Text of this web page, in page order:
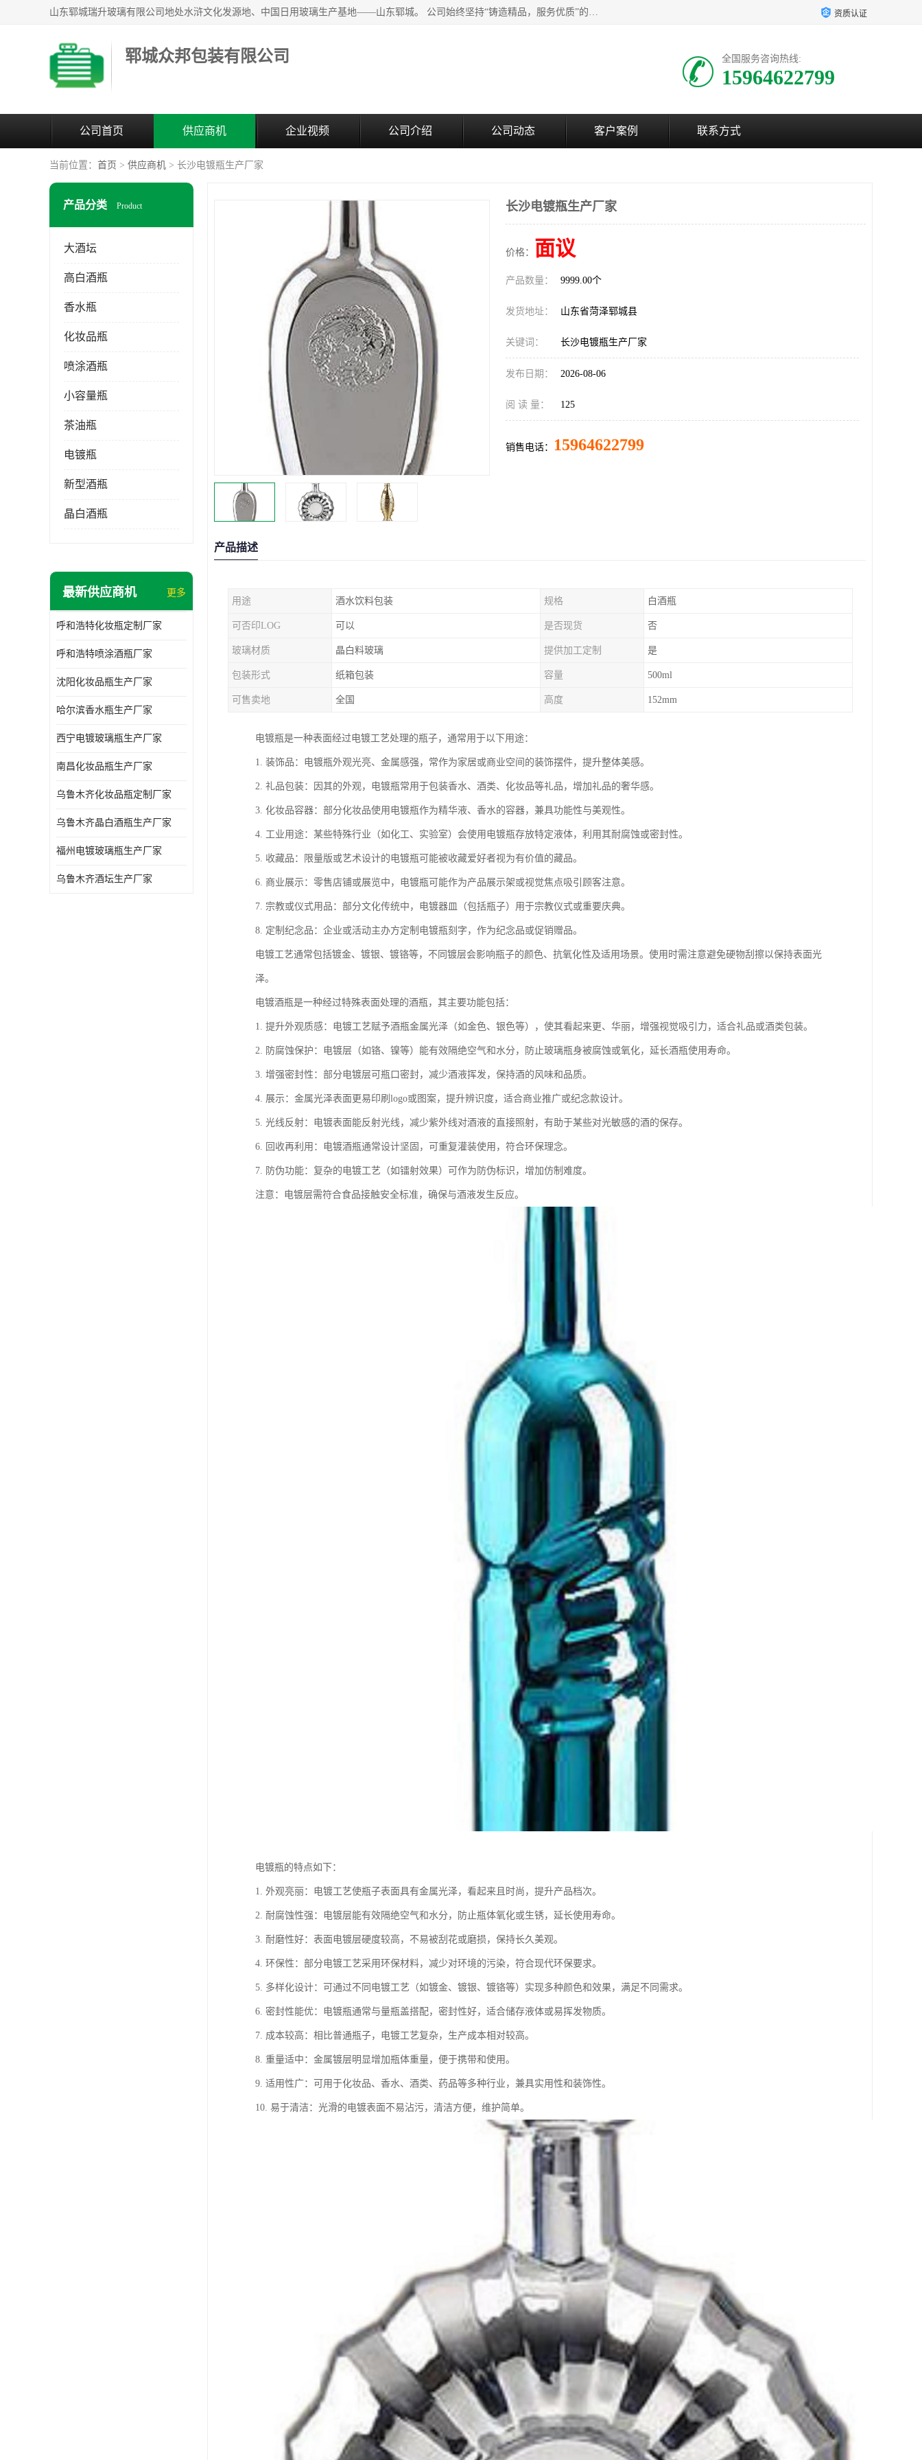
山东郓城瑞升玻璃有限公司地处水浒文化发源地、中国日用玻璃生产基地——山东郓城。 公司始终坚持“铸造精品，服务优质”的经营理念，斥资8000多万元引进国内先进的水晶料手工瓶生产线6条，晶白料8S机生产线8条，并引进人工挑料生产异型瓶和水晶玻璃瓶盖生产线。 资质认证
郓城众邦包装有限公司 全国服务咨询热线:
15964622799
公司首页 供应商机 企业视频 公司介绍 公司动态 客户案例 联系方式
当前位置： 首页 > 供应商机 > 长沙电镀瓶生产厂家
产品分类 Product
大酒坛
高白酒瓶
香水瓶
化妆品瓶
喷涂酒瓶
小容量瓶
茶油瓶
电镀瓶
新型酒瓶
晶白酒瓶
最新供应商机 更多
呼和浩特化妆瓶定制厂家
呼和浩特喷涂酒瓶厂家
沈阳化妆品瓶生产厂家
哈尔滨香水瓶生产厂家
西宁电镀玻璃瓶生产厂家
南昌化妆品瓶生产厂家
乌鲁木齐化妆品瓶定制厂家
乌鲁木齐晶白酒瓶生产厂家
福州电镀玻璃瓶生产厂家
乌鲁木齐酒坛生产厂家
长沙电镀瓶生产厂家
价格： 面议
产品数量： 9999.00个
发货地址： 山东省菏泽郓城县
关键词： 长沙电镀瓶生产厂家
发布日期： 2026-08-06
阅 读 量： 125
销售电话： 15964622799
产品描述
用途 酒水饮料包装 规格 白酒瓶
可否印LOG 可以 是否现货 否
玻璃材质 晶白料玻璃 提供加工定制 是
包装形式 纸箱包装 容量 500ml
可售卖地 全国 高度 152mm
电镀瓶是一种表面经过电镀工艺处理的瓶子，通常用于以下用途：
1. 装饰品：电镀瓶外观光亮、金属感强，常作为家居或商业空间的装饰摆件，提升整体美感。
2. 礼品包装：因其的外观，电镀瓶常用于包装香水、酒类、化妆品等礼品，增加礼品的奢华感。
3. 化妆品容器：部分化妆品使用电镀瓶作为精华液、香水的容器，兼具功能性与美观性。
4. 工业用途：某些特殊行业（如化工、实验室）会使用电镀瓶存放特定液体，利用其耐腐蚀或密封性。
5. 收藏品：限量版或艺术设计的电镀瓶可能被收藏爱好者视为有价值的藏品。
6. 商业展示：零售店铺或展览中，电镀瓶可能作为产品展示架或视觉焦点吸引顾客注意。
7. 宗教或仪式用品：部分文化传统中，电镀器皿（包括瓶子）用于宗教仪式或重要庆典。
8. 定制纪念品：企业或活动主办方定制电镀瓶刻字，作为纪念品或促销赠品。
电镀工艺通常包括镀金、镀银、镀铬等，不同镀层会影响瓶子的颜色、抗氧化性及适用场景。使用时需注意避免硬物刮擦以保持表面光
泽。
电镀酒瓶是一种经过特殊表面处理的酒瓶，其主要功能包括：
1. 提升外观质感：电镀工艺赋予酒瓶金属光泽（如金色、银色等），使其看起来更、华丽，增强视觉吸引力，适合礼品或酒类包装。
2. 防腐蚀保护：电镀层（如铬、镍等）能有效隔绝空气和水分，防止玻璃瓶身被腐蚀或氧化，延长酒瓶使用寿命。
3. 增强密封性：部分电镀层可瓶口密封，减少酒液挥发，保持酒的风味和品质。
4. 展示：金属光泽表面更易印刷logo或图案，提升辨识度，适合商业推广或纪念款设计。
5. 光线反射：电镀表面能反射光线，减少紫外线对酒液的直接照射，有助于某些对光敏感的酒的保存。
6. 回收再利用：电镀酒瓶通常设计坚固，可重复灌装使用，符合环保理念。
7. 防伪功能：复杂的电镀工艺（如镭射效果）可作为防伪标识，增加仿制难度。
注意：电镀层需符合食品接触安全标准，确保与酒液发生反应。
电镀瓶的特点如下：
1. 外观亮丽：电镀工艺使瓶子表面具有金属光泽，看起来且时尚，提升产品档次。
2. 耐腐蚀性强：电镀层能有效隔绝空气和水分，防止瓶体氧化或生锈，延长使用寿命。
3. 耐磨性好：表面电镀层硬度较高，不易被刮花或磨损，保持长久美观。
4. 环保性：部分电镀工艺采用环保材料，减少对环境的污染，符合现代环保要求。
5. 多样化设计：可通过不同电镀工艺（如镀金、镀银、镀铬等）实现多种颜色和效果，满足不同需求。
6. 密封性能优：电镀瓶通常与量瓶盖搭配，密封性好，适合储存液体或易挥发物质。
7. 成本较高：相比普通瓶子，电镀工艺复杂，生产成本相对较高。
8. 重量适中：金属镀层明显增加瓶体重量，便于携带和使用。
9. 适用性广：可用于化妆品、香水、酒类、药品等多种行业，兼具实用性和装饰性。
10. 易于清洁：光滑的电镀表面不易沾污，清洁方便，维护简单。